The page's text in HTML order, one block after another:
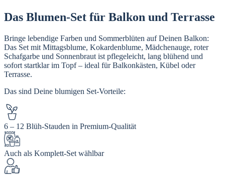
Das Blumen-Set für Balkon und Terrasse
Bringe lebendige Farben und Sommerblüten auf Deinen Balkon:
Das Set mit Mittagsblume, Kokardenblume, Mädchenauge, roter
Schafgarbe und Sonnenbraut ist pflegeleicht, lang blühend und
sofort startklar im Topf – ideal für Balkonkästen, Kübel oder
Terrasse.
Das sind Deine blumigen Set-Vorteile:
6 – 12 Blüh-Stauden in Premium-Qualität
Auch als Komplett‑Set wählbar